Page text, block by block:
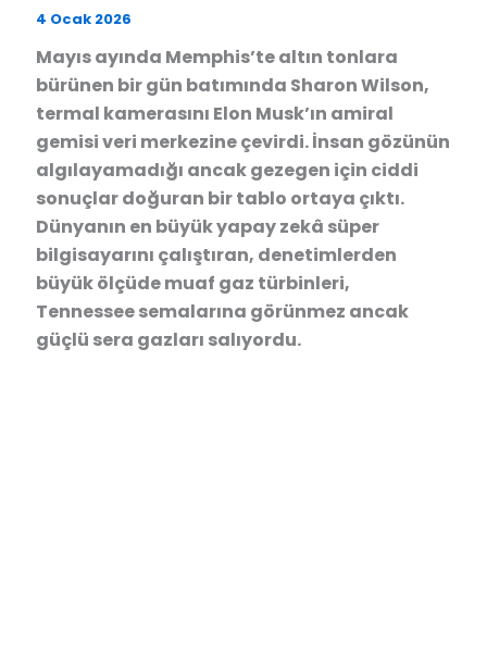
4 Ocak 2026
Mayıs ayında Memphis’te altın tonlara
bürünen bir gün batımında Sharon Wilson,
termal kamerasını Elon Musk’ın amiral
gemisi veri merkezine çevirdi. İnsan gözünün
algılayamadığı ancak gezegen için ciddi
sonuçlar doğuran bir tablo ortaya çıktı.
Dünyanın en büyük yapay zekâ süper
bilgisayarını çalıştıran, denetimlerden
büyük ölçüde muaf gaz türbinleri,
Tennessee semalarına görünmez ancak
güçlü sera gazları salıyordu.